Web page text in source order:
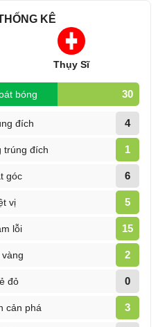
KÊ
Thụy Sĩ
bóng 30
đích 4
trúng đích 1
góc 6
vị 5
lỗi 15
2
đỏ 0
cản phá 3